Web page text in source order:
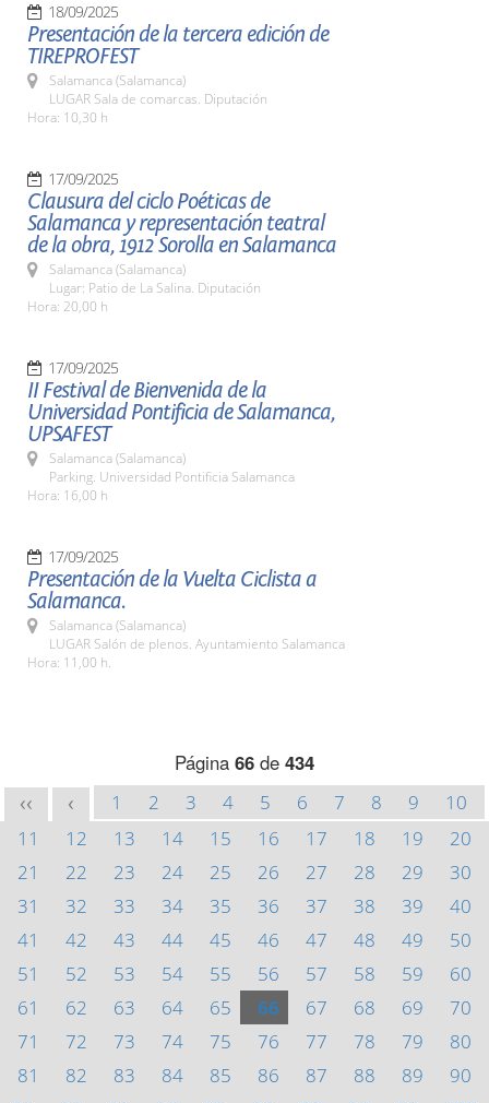
18/09/2025
Presentación de la tercera edición de
TIREPROFEST
Salamanca (Salamanca)
LUGAR Sala de comarcas. Diputación
Hora: 10,30 h
17/09/2025
Clausura del ciclo Poéticas de
Salamanca y representación teatral
de la obra, 1912 Sorolla en Salamanca
Salamanca (Salamanca)
Lugar: Patio de La Salina. Diputación
Hora: 20,00 h
17/09/2025
II Festival de Bienvenida de la
Universidad Pontificia de Salamanca,
UPSAFEST
Salamanca (Salamanca)
Parking. Universidad Pontificia Salamanca
Hora: 16,00 h
17/09/2025
Presentación de la Vuelta Ciclista a
Salamanca.
Salamanca (Salamanca)
LUGAR Salón de plenos. Ayuntamiento Salamanca
Hora: 11,00 h.
Página 66 de 434
<< < 1 2 3 4 5 6 7 8 9
10
11
12 13 14 15 16 17 18 19
20
21
22 23 24 25 26 27 28 29
30
31
32 33 34 35 36 37 38 39
40
41
42 43 44 45 46 47 48 49
50
51
52 53 54 55 56 57 58 59
60
61
62 63 64 65 66 67 68 69
70
71
72 73 74 75 76 77 78 79
80
81
82 83 84 85 86 87 88 89
90